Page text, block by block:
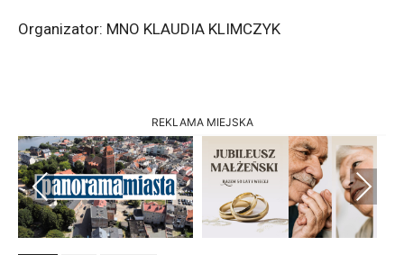
Organizator: MNO KLAUDIA KLIMCZYK
REKLAMA MIEJSKA
Previous Next